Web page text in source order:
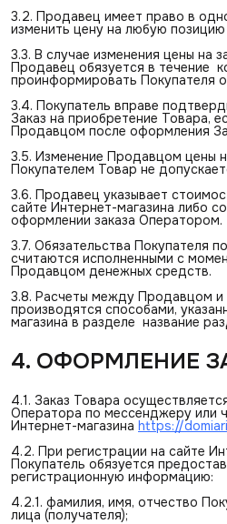
3.2. Продавец имеет право в
изменить цену на любую
3.3. В случае изменения цены на
Продавец обязуется в течение
проинформировать Покупателя
3.4. Покупатель вправе
Заказ на приобретение Товара,
Продавцом после оформления
3.5. Изменение Продавцом цены
Покупателем Товар не
3.6. Продавец указывает
сайте Интернет-магазина либо
оформлении заказа Оператором.
3.7. Обязательства Покупателя
считаются исполненными с
Продавцом денежных средств.
3.8. Расчеты между Продавцом и
производятся способами,
магазина в разделе название
4. ОФОРМЛЕНИЕ
4.1. Заказ Товара
Оператора по мессенджеру или
Интернет-магазина https://
4.2. При регистрации на сайте
Покупатель обязуется
регистрационную информацию:
4.2.1. фамилия, имя, отчество
лица (получателя);